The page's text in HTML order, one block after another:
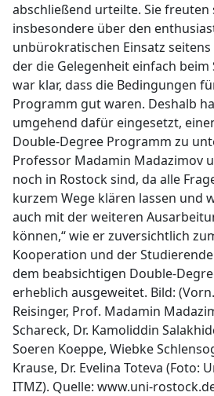
abschließend urteilte. Sie freuten
insbesondere über den
unbürokratischen Einsatz seitens
der die Gelegenheit einfach
war klar, dass die Bedingungen
Programm gut waren. Deshalb
umgehend dafür eingesetzt,
Double-Degree Programm zu
Professor Madamin Madazimov
noch in Rostock sind, da alle
kurzem Wege klären lassen und
auch mit der weiteren
können,“ wie er zuversichtlich
Kooperation und der
dem beabsichtigen Double-
erheblich ausgeweitet. Bild:
Reisinger, Prof. Madamin
Schareck, Dr. Kamoliddin
Soeren Koeppe, Wiebke
Krause, Dr. Evelina Toteva (Foto:
ITMZ). Quelle: www.uni-